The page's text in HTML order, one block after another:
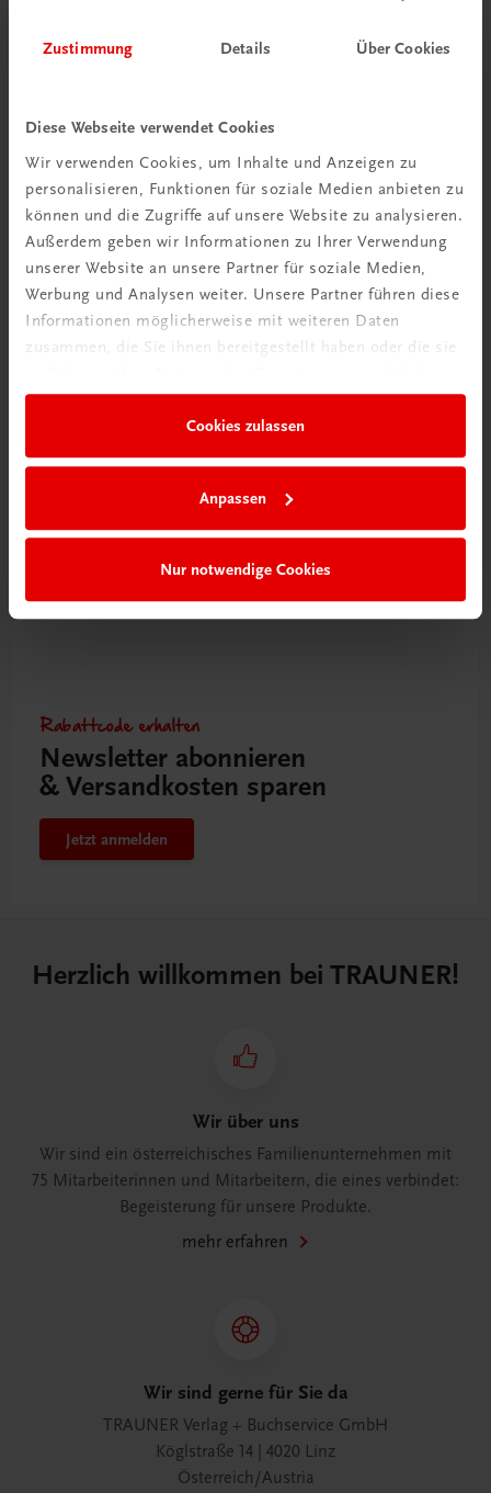
Zustimmung Details Über Cookies
Diese Webseite verwendet Cookies
Wir verwenden Cookies, um Inhalte und Anzeigen zu
personalisieren, Funktionen für soziale Medien anbieten zu
können und die Zugriffe auf unsere Website zu analysieren.
Außerdem geben wir Informationen zu Ihrer Verwendung
unserer Website an unsere Partner für soziale Medien,
Werbung und Analysen weiter. Unsere Partner führen diese
Informationen möglicherweise mit weiteren Daten
zusammen, die Sie ihnen bereitgestellt haben oder die sie
Cookies zulassen
Anpassen
Nur notwendige Cookies
Das große Buch vom Fleisch
Produkte – Handwerk – Rezepte
€ 91,90
Rabattcode erhalten
Newsletter abonnieren
& Versandkosten sparen
Jetzt anmelden
Herzlich willkommen bei TRAUNER!
Wir über uns
Wir sind ein österreichisches Familienunternehmen mit
75 Mitarbeiterinnen und Mitarbeitern, die eines verbindet:
Begeisterung für unsere Produkte.
mehr erfahren
Wir sind gerne für Sie da
TRAUNER Verlag + Buchservice GmbH
Köglstraße 14 | 4020 Linz
Österreich/Austria